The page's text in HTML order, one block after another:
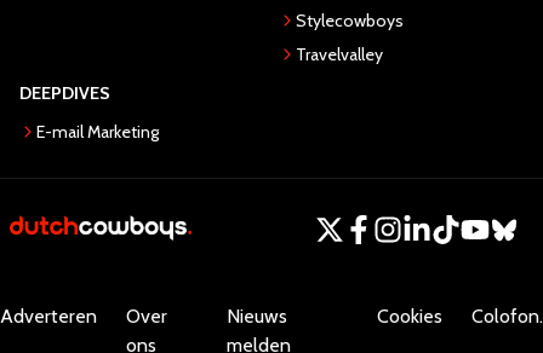
Stylecowboys
Travelvalley
DEEPDIVES
E-mail Marketing
Adverteren
Over
ons
Nieuws
melden
Cookies Colofon.